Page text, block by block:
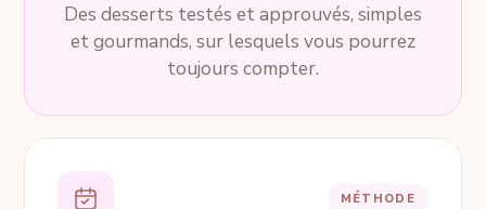
Des desserts testés et approuvés, simples
et gourmands, sur lesquels vous pourrez
toujours compter.
MÉTHODE